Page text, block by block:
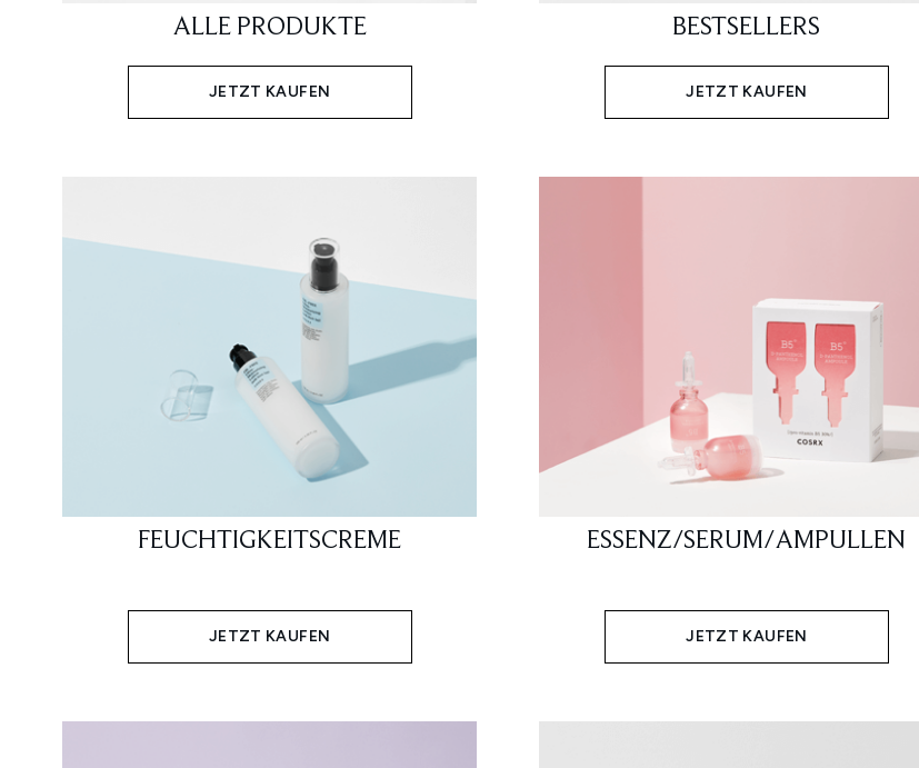
ALLE PRODUKTE
JETZT KAUFEN
BESTSELLERS
JETZT KAUFEN
FEUCHTIGKEITSCREME
JETZT KAUFEN
ESSENZ/SERUM/AMPULLEN
JETZT KAUFEN